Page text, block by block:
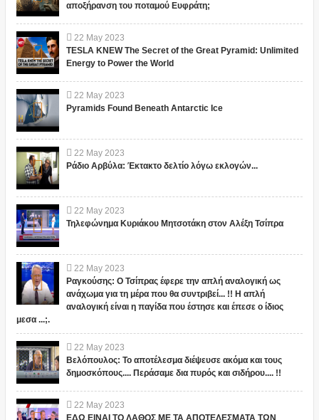
αποξήρανση του ποταμού Ευφράτη;
22 May 2023
TESLA KNEW The Secret of the Great Pyramid: Unlimited
Energy to Power the World
22 May 2023
Pyramids Found Beneath Antarctic Ice
22 May 2023
Ράδιο Αρβύλα: Έκτακτο δελτίο λόγω εκλογών...
22 May 2023
Τηλεφώνημα Κυριάκου Μητσοτάκη στον Αλέξη Τσίπρα
22 May 2023
Ραγκούσης: Ο Τσίπρας έφερε την απλή αναλογική ως
ανάχωμα για τη μέρα που θα συντριβεί... !! Η απλή
αναλογική είναι η παγίδα που έστησε και έπεσε ο ίδιος
μεσα ...;.
22 May 2023
Βελόπουλος: Το αποτέλεσμα διέψευσε ακόμα και τους
δημοσκόπους.... Περάσαμε δια πυρός και σιδήρου.... !!
22 May 2023